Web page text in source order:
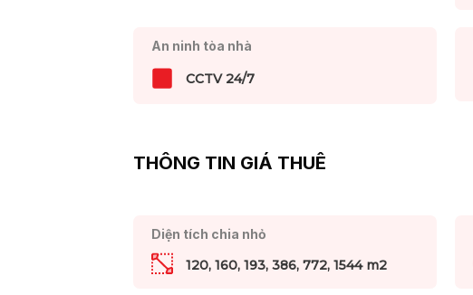
An ninh tòa nhà
CCTV 24/7
THÔNG TIN GIÁ THUÊ
Diện tích chia nhỏ
120, 160, 193, 386, 772, 1544 m2